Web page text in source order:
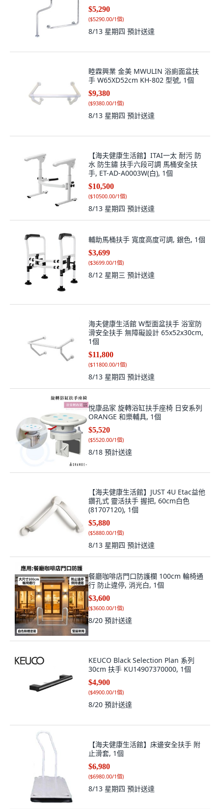
$5,290
($5290.00/1個)
8/13 星期四 預計送達
睦霖興業 金美 MWULIN 浴廁面盆扶
手 W65XD52cm KH-802 型號, 1個
$9,380
($9380.00/1個)
8/13 星期四 預計送達
【海夫健康生活館】ITAI一太 耐污 防
水 防生鏽 扶手六段可調 馬桶安全扶
手, ET-AD-A0003W(白), 1個
$10,500
($10500.00/1個)
8/13 星期四 預計送達
輔助馬桶扶手 寬度高度可調, 銀色, 1個
$3,699
($3699.00/1個)
8/12 星期三 預計送達
海夫健康生活館 W型面盆扶手 浴室防
滑安全扶手 無障礙設計 65x52x30cm,
1個
$11,800
($11800.00/1個)
8/13 星期四 預計送達
悅康品家 旋轉浴缸扶手座椅 日安系列
ORANGE 和樂輔具, 1個
$5,520
($5520.00/1個)
8/18 預計送達
【海夫健康生活館】JUST 4U Etac益他
鑽孔式 靈活扶手 握把, 60cm白色
(81707120), 1個
$5,880
($5880.00/1個)
8/13 星期四 預計送達
餐廳咖啡店門口防護欄 100cm 輪椅通
行 防止違停, 消光白, 1個
$3,600
($3600.00/1個)
8/20 預計送達
KEUCO Black Selection Plan 系列
30cm 扶手 KU14907370000, 1個
$4,900
($4900.00/1個)
8/20 預計送達
【海夫健康生活館】床邊安全扶手 附
止滑套, 1個
$6,980
($6980.00/1個)
8/13 星期四 預計送達